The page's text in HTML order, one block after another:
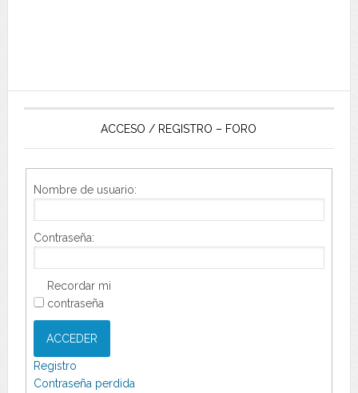
ACCESO / REGISTRO – FORO
Nombre de usuario:
Contraseña:
Recordar mi
contraseña
ACCEDER
Registro
Contraseña perdida